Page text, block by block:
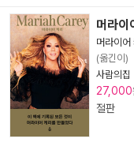
머라이
머라이어
(옮긴이)
사람의집
27,000
절판